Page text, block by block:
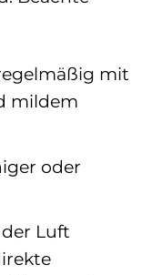
mit
mildem
oder
Luft